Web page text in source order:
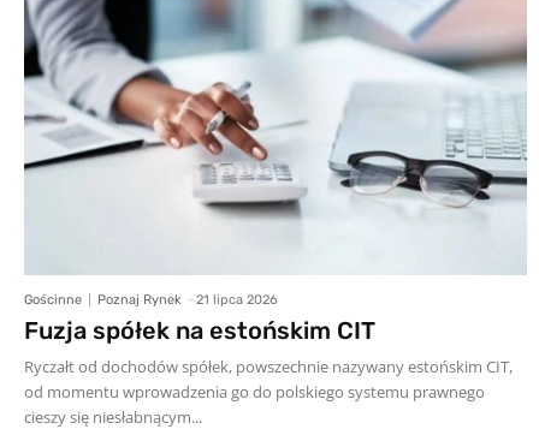
Gościnne Poznaj Rynek - 21 lipca 2026
Fuzja spółek na estońskim CIT
Ryczałt od dochodów spółek, powszechnie nazywany estońskim CIT,
od momentu wprowadzenia go do polskiego systemu prawnego
cieszy się niesłabnącym...